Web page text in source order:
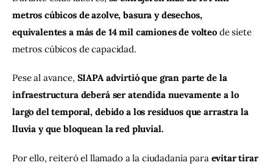
metros cúbicos de azolve, basura y desechos,
equivalentes a más de 14 mil camiones de volteo de siete
metros cúbicos de capacidad.
Pese al avance, SIAPA advirtió que gran parte de la
infraestructura deberá ser atendida nuevamente a lo
largo del temporal, debido a los residuos que arrastra la
lluvia y que bloquean la red pluvial.
Por ello, reiteró el llamado a la ciudadanía para evitar tirar